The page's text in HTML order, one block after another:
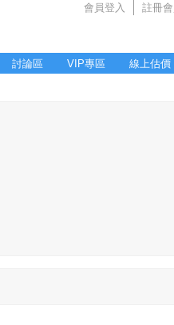
會員登入 註冊會
討論區 VIP專區 線上估價